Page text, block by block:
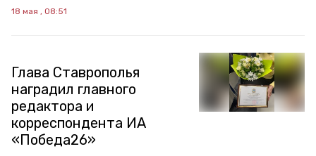
18 мая , 08:51
Глава Ставрополья
наградил главного
редактора и
корреспондента ИА
«Победа26»